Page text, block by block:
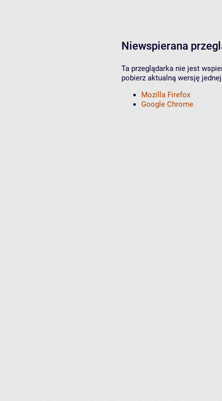
Niewspierana
Ta przeglądarka nie jest
pobierz aktualną wersję
Mozilla Firefox
Google Chrome